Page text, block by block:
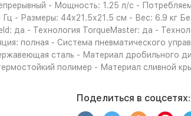
- Мощность: 1.25 л/с -
- Размеры: 44х21.5х21.5 см - Вес: 6.9 кг
да - Технология TorqueMaster: да -
полная - Система пневматического
сталь - Материал дробильного
полимер - Материал сливной
Поделиться в соцсетях: